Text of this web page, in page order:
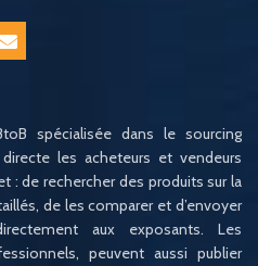
spécialisée dans le sourcing
les acheteurs et vendeurs
: de rechercher des produits sur la
de les comparer et d’envoyer
aux exposants. Les
peuvent aussi publier